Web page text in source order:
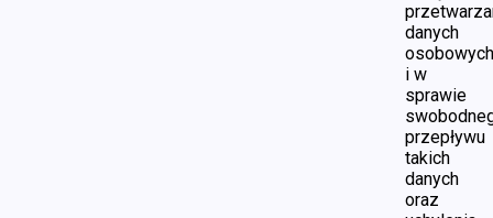
danych
osobowych
i w
sprawie
przepływu
takich
danych
oraz